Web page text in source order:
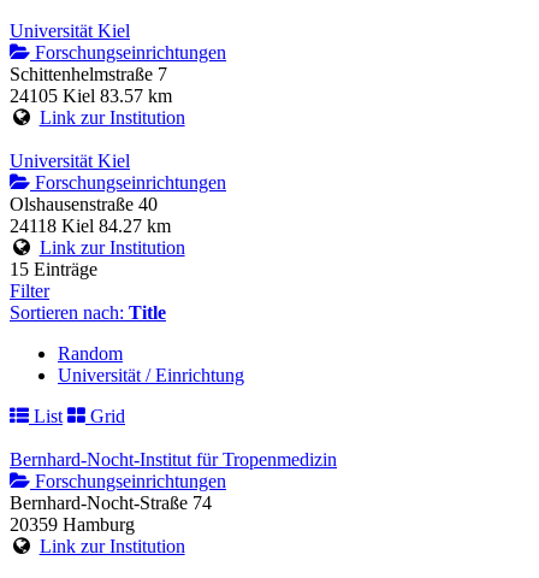
Universität Kiel
Forschungseinrichtungen
Schittenhelmstraße 7
24105 Kiel 83.57 km
Link zur Institution
Universität Kiel
Forschungseinrichtungen
Olshausenstraße 40
24118 Kiel 84.27 km
Link zur Institution
15 Einträge
Filter
Sortieren nach: Title
Random
Universität / Einrichtung
List
Grid
Bernhard-Nocht-Institut für Tropenmedizin
Forschungseinrichtungen
Bernhard-Nocht-Straße 74
20359 Hamburg
Link zur Institution